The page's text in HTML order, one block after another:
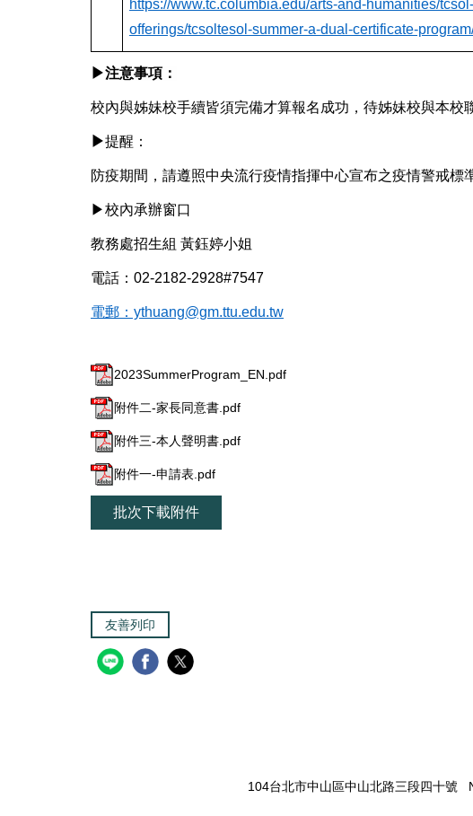
https://www.tc.columbia.edu/arts-and-humanities/
offerings/tcsoltesol-summer-a-dual-certificate-
▶注意事項：
校內與姊妹校手續皆須完備才算報名成功，待姊妹校與本
▶提醒：
防疫期間，請遵照中央流行疫情指揮中心宣布之疫情警戒標
▶校內承辦窗口
教務處招生組 黃鈺婷小姐
電話：02-2182-2928#7547
電郵：ythuang@gm.ttu.edu.tw
2023SummerProgram_EN.pdf
附件二-家長同意書.pdf
附件三-本人聲明書.pdf
附件一-申請表.pdf
批次下載附件
友善列印
104台北市中山區中山北路三段四十號